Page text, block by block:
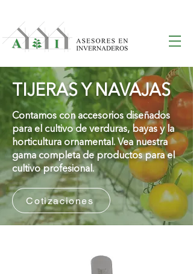
TIJERAS Y NAVAJAS
Contamos con accesorios diseñados
para el cultivo de verduras, bayas y la
horticultura ornamental. Vea nuestra
gama completa de productos para el
cultivo profesional.
Cotizaciones